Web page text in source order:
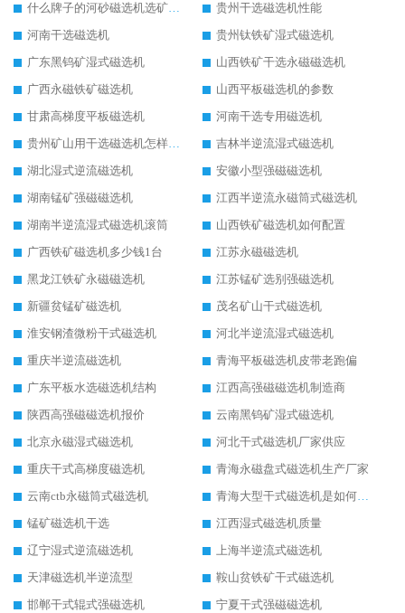
什么牌子的河砂磁选机选矿效果好
贵州干选磁选机性能
河南干选磁选机
贵州钛铁矿湿式磁选机
广东黑钨矿湿式磁选机
山西铁矿干选永磁磁选机
广西永磁铁矿磁选机
山西平板磁选机的参数
甘肃高梯度平板磁选机
河南干选专用磁选机
贵州矿山用干选磁选机怎样调磁
吉林半逆流湿式磁选机
湖北湿式逆流磁选机
安徽小型强磁磁选机
湖南锰矿强磁磁选机
江西半逆流永磁筒式磁选机
湖南半逆流湿式磁选机滚筒
山西铁矿磁选机如何配置
广西铁矿磁选机多少钱1台
江苏永磁磁选机
黑龙江铁矿永磁磁选机
江苏锰矿选别强磁选机
新疆贫锰矿磁选机
茂名矿山干式磁选机
淮安钢渣微粉干式磁选机
河北半逆流湿式磁选机
重庆半逆流磁选机
青海平板磁选机皮带老跑偏
广东平板水选磁选机结构
江西高强磁磁选机制造商
陕西高强磁磁选机报价
云南黑钨矿湿式磁选机
北京永磁湿式磁选机
河北干式磁选机厂家供应
重庆干式高梯度磁选机
青海永磁盘式磁选机生产厂家
云南ctb永磁筒式磁选机
青海大型干式磁选机是如何选矿的
锰矿磁选机干选
江西湿式磁选机质量
辽宁湿式逆流磁选机
上海半逆流式磁选机
天津磁选机半逆流型
鞍山贫铁矿干式磁选机
邯郸干式辊式强磁选机
宁夏干式强磁磁选机